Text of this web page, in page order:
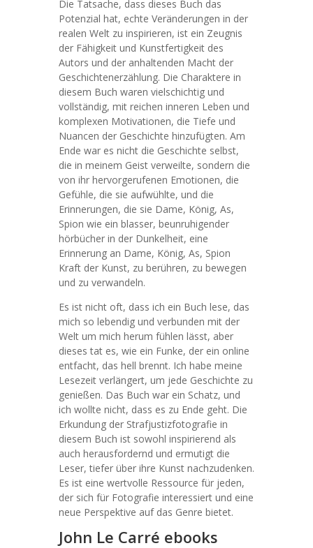
Die Tatsache, dass dieses Buch das
Potenzial hat, echte Veränderungen in der
realen Welt zu inspirieren, ist ein Zeugnis
der Fähigkeit und Kunstfertigkeit des
Autors und der anhaltenden Macht der
Geschichtenerzählung. Die Charaktere in
diesem Buch waren vielschichtig und
vollständig, mit reichen inneren Leben und
komplexen Motivationen, die Tiefe und
Nuancen der Geschichte hinzufügten. Am
Ende war es nicht die Geschichte selbst,
die in meinem Geist verweilte, sondern die
von ihr hervorgerufenen Emotionen, die
Gefühle, die sie aufwühlte, und die
Erinnerungen, die sie Dame, König, As,
Spion wie ein blasser, beunruhigender
hörbücher in der Dunkelheit, eine
Erinnerung an Dame, König, As, Spion
Kraft der Kunst, zu berühren, zu bewegen
und zu verwandeln.
Es ist nicht oft, dass ich ein Buch lese, das
mich so lebendig und verbunden mit der
Welt um mich herum fühlen lässt, aber
dieses tat es, wie ein Funke, der ein online
entfacht, das hell brennt. Ich habe meine
Lesezeit verlängert, um jede Geschichte zu
genießen. Das Buch war ein Schatz, und
ich wollte nicht, dass es zu Ende geht. Die
Erkundung der Strafjustizfotografie in
diesem Buch ist sowohl inspirierend als
auch herausfordernd und ermutigt die
Leser, tiefer über ihre Kunst nachzudenken.
Es ist eine wertvolle Ressource für jeden,
der sich für Fotografie interessiert und eine
neue Perspektive auf das Genre bietet.
John Le Carré ebooks